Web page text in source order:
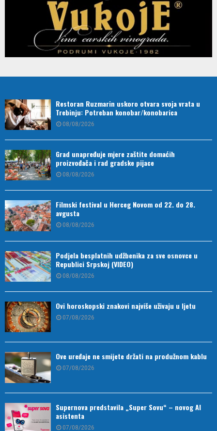
Restoran Ruzmarin uskoro otvara svoja vrata u
Trebinju: Potreban konobar/konobarica
08/08/2026
Grad unapređuje mjere zaštite domaćih
proizvođača i rad gradske pijace
08/08/2026
Filmski festival u Herceg Novom od 22. do 28.
avgusta
08/08/2026
Podjela besplatnih udžbenika za sve osnovce u
Republici Srpskoj (VIDEO)
08/08/2026
Ovi horoskopski znakovi najviše uživaju u ljetu
07/08/2026
Ove uređaje ne smijete držati na produžnom kablu
07/08/2026
Supernova predstavila „Super Sovu“ – novog AI
asistenta
07/08/2026